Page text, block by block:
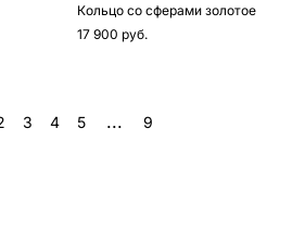
Кольцо со сферами золотое
17 900 pуб.
3 4 5 ... 9